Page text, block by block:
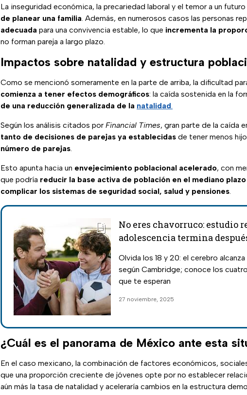
La inseguridad económica, la precariedad laboral y el temor a un
de planear una familia . Además, en numerosos casos las personas
adecuada para una convivencia estable, lo que incrementa la
no forman pareja a largo plazo.
Impactos sobre natalidad y estructura
Como se mencionó someramente en la parte de arriba, la dificultad
comienza a tener efectos demográficos: la caída sostenida en la
de una reducción generalizada de la natalidad
Según los análisis citados por Financial Times, gran parte de la caída
tanto de decisiones de parejas ya establecidas de tener menos
número de parejas
Esto apunta hacia un envejecimiento poblacional acelerado, con
que podría reducir la base activa de población en el mediano plazo
complicar los sistemas de seguridad social, salud y pensiones
No eres chavorruco: estudio
adolescencia termina
Olvida los 18 y 20: el cerebro
según Cambridge; conoce los
que te esperan
27 noviembre, 2025
¿Cuál es el panorama de México ante esta
En el caso mexicano, la combinación de factores económicos,
que una proporción creciente de jóvenes opte por no establecer
aún más la tasa de natalidad y aceleraría cambios en la estructura